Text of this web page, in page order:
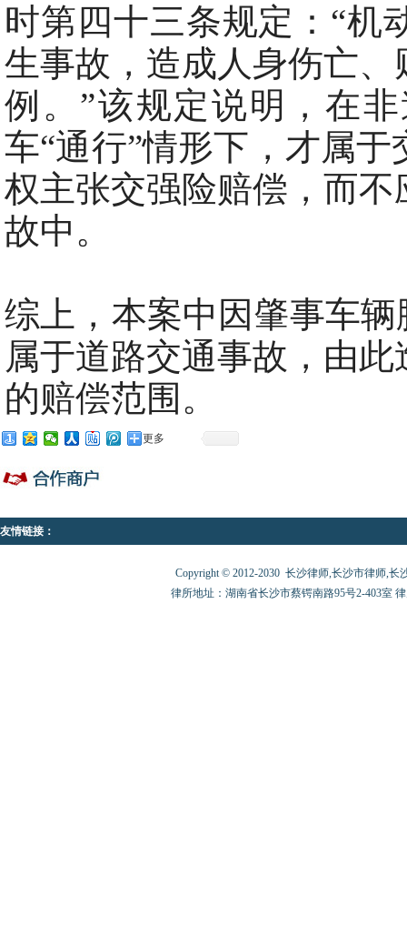
时第四十三条规定：“机
生事故，造成人身伤亡
例。”该规定说明，在
车“通行”情形下，才属
权主张交强险赔偿，而
故中。
综上，本案中因肇事车
属于道路交通事故，由
的赔偿范围。
更多
友情链接：
Copyright © 2012-2030 长沙律师,长沙市律师,长
律所地址：湖南省长沙市蔡锷南路95号2-403室